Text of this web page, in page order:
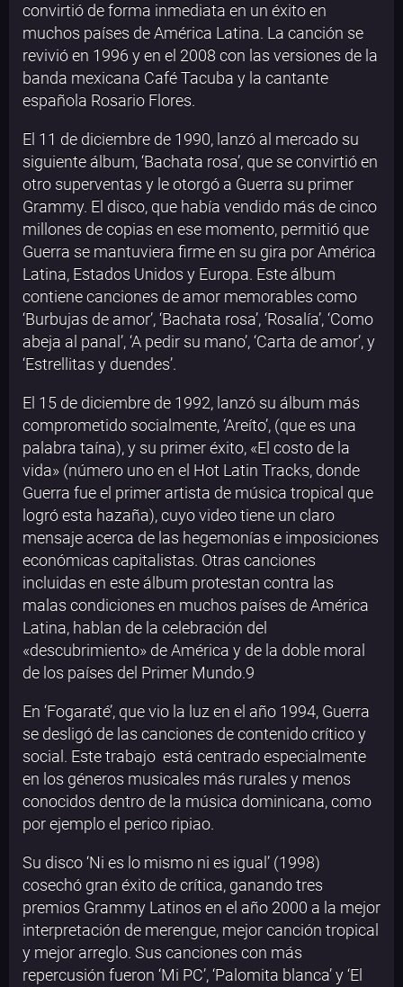
convirtió de forma inmediata en un éxito en
muchos países de América Latina. La canción se
revivió en 1996 y en el 2008 con las versiones de la
banda mexicana Café Tacuba y la cantante
española Rosario Flores.
El 11 de diciembre de 1990, lanzó al mercado su
siguiente álbum, ‘Bachata rosa’, que se convirtió en
otro superventas y le otorgó a Guerra su primer
Grammy. El disco, que había vendido más de cinco
millones de copias en ese momento, permitió que
Guerra se mantuviera firme en su gira por América
Latina, Estados Unidos y Europa. Este álbum
contiene canciones de amor memorables como
‘Burbujas de amor’, ‘Bachata rosa’, ‘Rosalía’, ‘Como
abeja al panal’, ‘A pedir su mano’, ‘Carta de amor’, y
‘Estrellitas y duendes’.
El 15 de diciembre de 1992, lanzó su álbum más
comprometido socialmente, ‘Areíto’, (que es una
palabra taína), y su primer éxito, «El costo de la
vida» (número uno en el Hot Latin Tracks, donde
Guerra fue el primer artista de música tropical que
logró esta hazaña), cuyo video tiene un claro
mensaje acerca de las hegemonías e imposiciones
económicas capitalistas. Otras canciones
incluidas en este álbum protestan contra las
malas condiciones en muchos países de América
Latina, hablan de la celebración del
«descubrimiento» de América y de la doble moral
de los países del Primer Mundo.9
En ‘Fogaraté’, que vio la luz en el año 1994, Guerra
se desligó de las canciones de contenido crítico y
social. Este trabajo está centrado especialmente
en los géneros musicales más rurales y menos
conocidos dentro de la música dominicana, como
por ejemplo el perico ripiao.
Su disco ‘Ni es lo mismo ni es igual’ (1998)
cosechó gran éxito de crítica, ganando tres
premios Grammy Latinos en el año 2000 a la mejor
interpretación de merengue, mejor canción tropical
y mejor arreglo. Sus canciones con más
repercusión fueron ‘Mi PC’, ‘Palomita blanca’ y ‘El